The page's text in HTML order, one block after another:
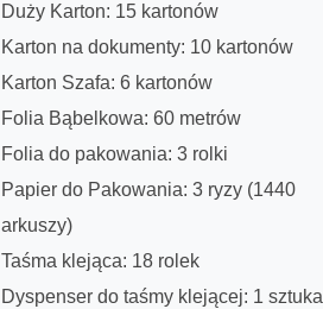
Duży Karton: 15 kartonów
Karton na dokumenty: 10 kartonów
Karton Szafa: 6 kartonów
Folia Bąbelkowa: 60 metrów
Folia do pakowania: 3 rolki
Papier do Pakowania: 3 ryzy (1440
arkuszy)
Taśma klejąca: 18 rolek
Dyspenser do taśmy klejącej: 1 sztuka